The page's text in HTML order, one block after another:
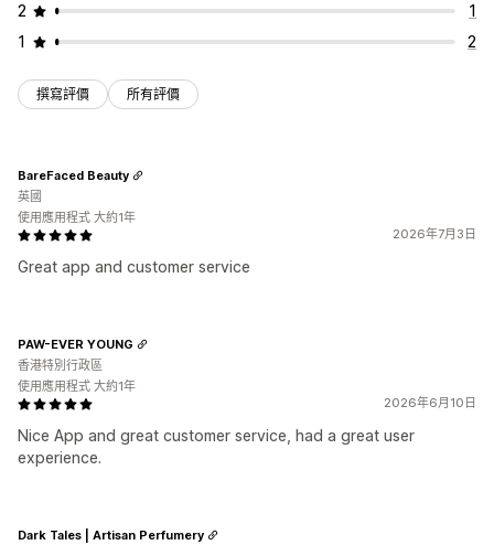
2
1
1
2
撰寫評價 所有評價
2026年7月3日
Great app and customer service
BareFaced Beauty
英國
使用應用程式 大約1年
2026年6月10日
Nice App and great customer service, had a great user
experience.
PAW-EVER YOUNG
香港特別行政區
使用應用程式 大約1年
Dark Tales | Artisan Perfumery